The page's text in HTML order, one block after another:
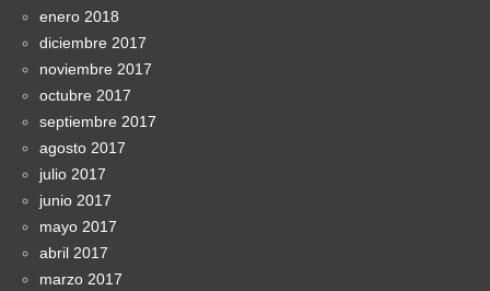
enero 2018
diciembre 2017
noviembre 2017
octubre 2017
septiembre 2017
agosto 2017
julio 2017
junio 2017
mayo 2017
abril 2017
marzo 2017